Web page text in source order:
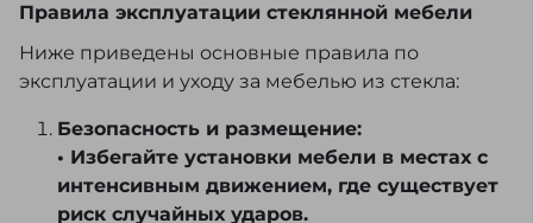
Правила эксплуатации стеклянной мебели
Ниже приведены основные правила по
эксплуатации и уходу за мебелью из стекла:
Безопасность и размещение:
• Избегайте установки мебели в местах с
интенсивным движением, где существует
риск случайных ударов.